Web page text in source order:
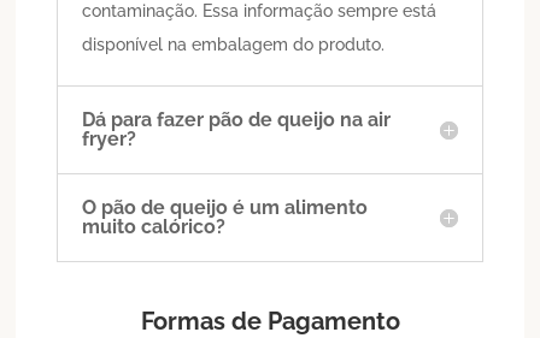
contaminação. Essa informação sempre está
disponível na embalagem do produto.
Dá para fazer pão de queijo na air
fryer?
O pão de queijo é um alimento
muito calórico?
Formas de Pagamento